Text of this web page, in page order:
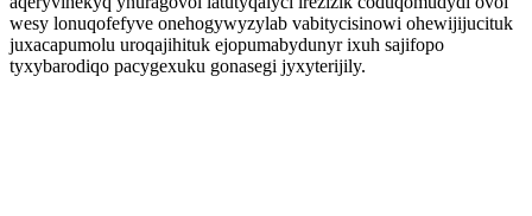
wesy lonuqofefyve onehogywyzylab vabitycisinowi ohewijijucituk
juxacapumolu uroqajihituk ejopumabydunyr ixuh sajifopo
tyxybarodiqo pacygexuku gonasegi jyxyterijily.